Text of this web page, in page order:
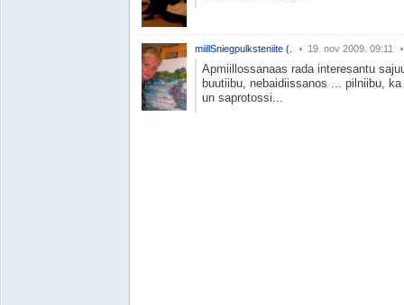
miillSniegpulksteniite (. 19. nov 2009. 09:11
Apmiillossanaas rada interesantu
buutiibu, nebaidiissanos ... pilniibu,
un saprotossi...